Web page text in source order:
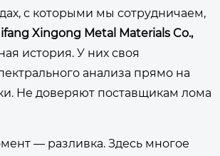
с которыми мы сотрудничаем,
Xingong Metal Materials Co.,
история. У них своя
анализа прямо на
Не доверяют поставщикам лома
— разливка. Здесь многое